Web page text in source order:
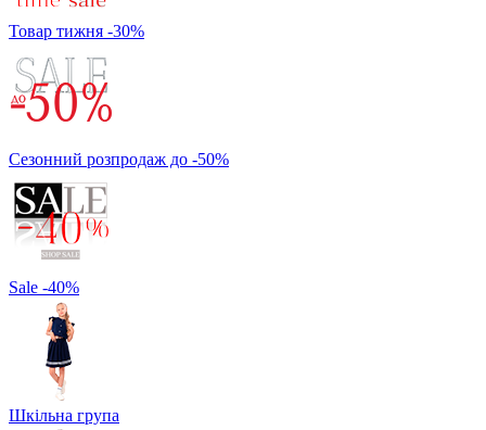
Товар тижня -30%
Сезонний розпродаж до -50%
Sale -40%
Шкільна група